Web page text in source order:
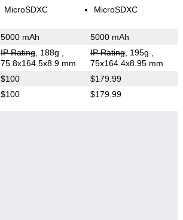
MicroSDXC MicroSDXC
5000 mAh 5000 mAh
IP Rating, 188g
75.8x164.5x8.9 mm
IP Rating, 195g
75x164.4x8.95 mm
$100 $179.99
$100 $179.99